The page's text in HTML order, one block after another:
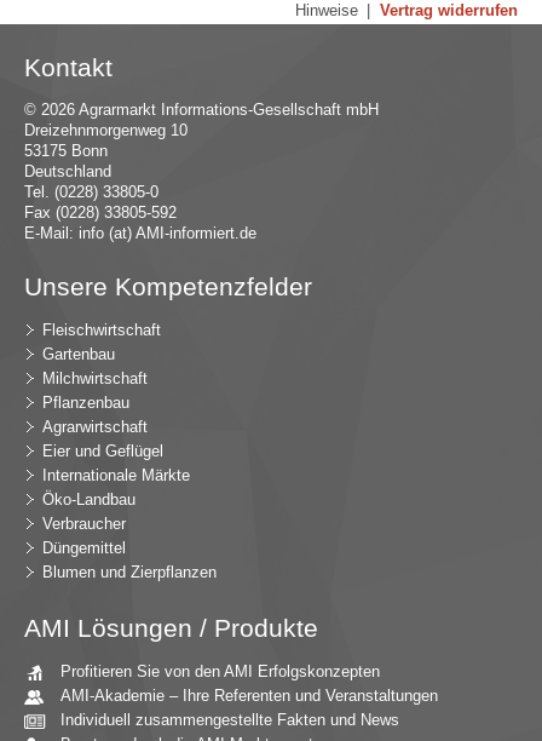
Hinweise
Vertrag widerrufen
Kontakt
© 2026 Agrarmarkt Informations-Gesellschaft mbH
Dreizehnmorgenweg 10
53175 Bonn
Deutschland
Tel. (0228) 33805-0
Fax (0228) 33805-592
E-Mail: info (at) AMI-informiert.de
Unsere Kompetenzfelder
Fleischwirtschaft
Gartenbau
Milchwirtschaft
Pflanzenbau
Agrarwirtschaft
Eier und Geflügel
Internationale Märkte
Öko-Landbau
Verbraucher
Düngemittel
Blumen und Zierpflanzen
AMI Lösungen / Produkte
Profitieren Sie von den AMI Erfolgskonzepten
AMI-Akademie – Ihre Referenten und Veranstaltungen
Individuell zusammengestellte Fakten und News